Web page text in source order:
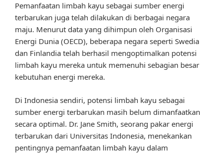
Pemanfaatan limbah kayu sebagai sumber energi
terbarukan juga telah dilakukan di berbagai negara
maju. Menurut data yang dihimpun oleh Organisasi
Energi Dunia (OECD), beberapa negara seperti Swedia
dan Finlandia telah berhasil mengoptimalkan potensi
limbah kayu mereka untuk memenuhi sebagian besar
kebutuhan energi mereka.
Di Indonesia sendiri, potensi limbah kayu sebagai
sumber energi terbarukan masih belum dimanfaatkan
secara optimal. Dr. Jane Smith, seorang pakar energi
terbarukan dari Universitas Indonesia, menekankan
pentingnya pemanfaatan limbah kayu dalam